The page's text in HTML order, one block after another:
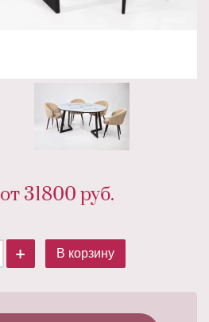
от 31800 руб.
+ В корзину